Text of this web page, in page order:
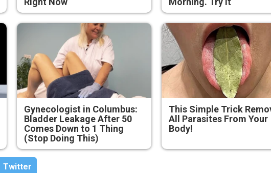
Gynecologist in Columbus:
Bladder Leakage After 50
Comes Down to 1 Thing
(Stop Doing This)
This Simple Trick
All Parasites From Your
Body!
Тwitter